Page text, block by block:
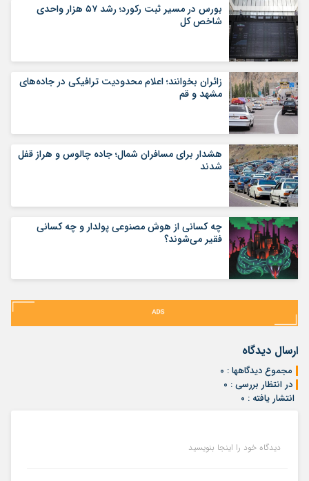
بورس در مسیر ثبت رکورد؛ رشد ۵۷ هزار واحدی
شاخص کل
زائران بخوانند؛ اعلام محدودیت ترافیکی در جاده‌های
مشهد و قم
هشدار برای مسافران شمال؛ جاده چالوس و هراز قفل
شدند
چه کسانی از هوش مصنوعی پولدار و چه کسانی
فقیر می‌شوند؟
ارسال دیدگاه
مجموع دیدگاهها : ۰
در انتظار بررسی : ۰
انتشار یافته : ۰
دیدگاه خود را اینجا بنویسید